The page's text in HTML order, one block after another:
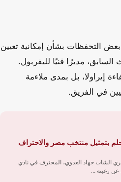
التحفظات بشأن إمكانية تعيين
السابق، مديرًا فنيًا لليفربول.
إيراولا، بل بمدى ملاءمة
في الفريق.
بتمثيل منتخب مصر والاحتراف
الشاب جهاد العدوي، المحترف في نادي
عن رغبته ...